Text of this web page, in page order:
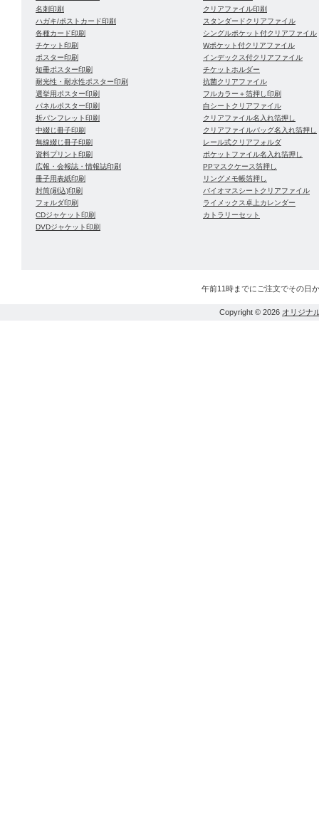
名刺印刷
ハガキ/ポストカード印刷
各種カード印刷
チケット印刷
ポスター印刷
短冊ポスター印刷
耐光性・耐水性ポスター印刷
選挙用ポスター印刷
パネルポスター印刷
折パンフレット印刷
中綴じ冊子印刷
無線綴じ冊子印刷
資料プリント印刷
広報・会報誌・情報誌印刷
冊子用表紙印刷
封筒(刷込)印刷
フォルダ印刷
CDジャケット印刷
DVDジャケット印刷
クリアファイル印刷
スタンダードクリアファイル
シングルポケット付クリアファイル
Wポケット付クリアファイル
インデックス付クリアファイル
チケットホルダー
抗菌クリアファイル
フルカラー＋箔押し印刷
白シートクリアファイル
クリアファイル名入れ箔押し
クリアファイルバッグ名入れ箔押し
レール式クリアフォルダ
ポケットファイル名入れ箔押し
PPマスクケース箔押し
リングメモ帳箔押し
バイオマスシートクリアファイル
ライメックス卓上カレンダー
カトラリーセット
午前11時までにご注文でその日
Copyright © 2026 オリジナ